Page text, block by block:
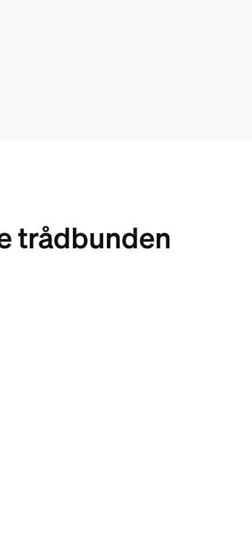
trådbunden